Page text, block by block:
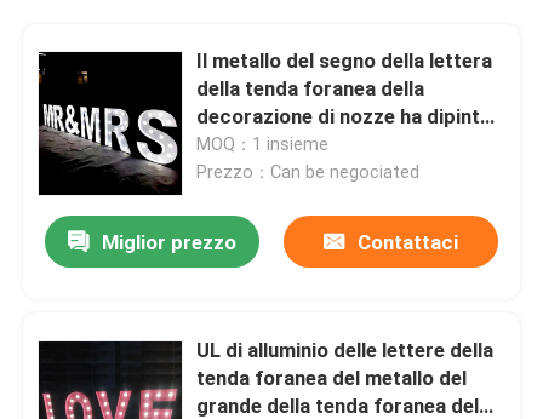
Il metallo del segno della lettera
della tenda foranea della
decorazione di nozze ha dipinto
il CE ROHS
MOQ：1 insieme
Prezzo：Can be negociated
Miglior prezzo Contattaci
UL di alluminio delle lettere della
tenda foranea del metallo del
grande della tenda foranea del